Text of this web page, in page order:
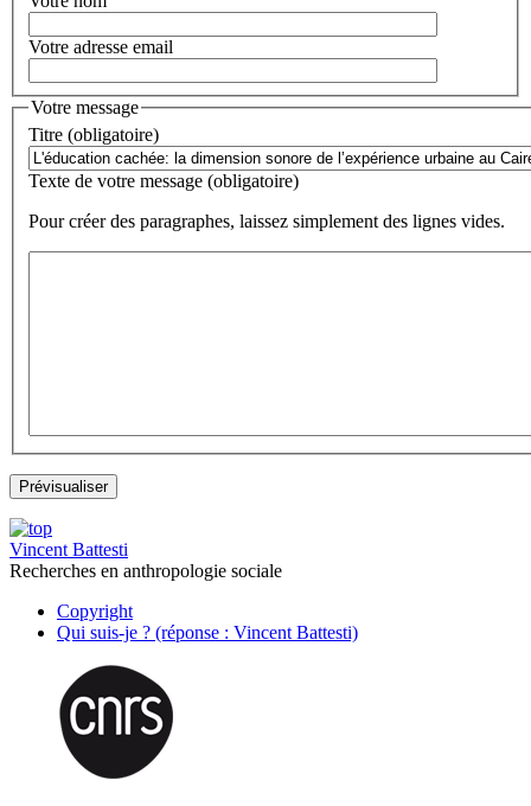
Votre adresse email
Votre message
Titre (obligatoire)
Texte de votre message (obligatoire)
Pour créer des paragraphes, laissez simplement des lignes vides.
Vincent Battesti
Recherches en anthropologie sociale
Copyright
Qui suis-je ? (réponse : Vincent Battesti)